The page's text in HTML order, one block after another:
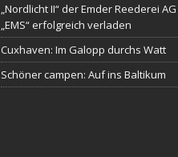
„Nordlicht II“ der Emder Reederei AG
„EMS“ erfolgreich verladen
Cuxhaven: Im Galopp durchs Watt
Schöner campen: Auf ins Baltikum